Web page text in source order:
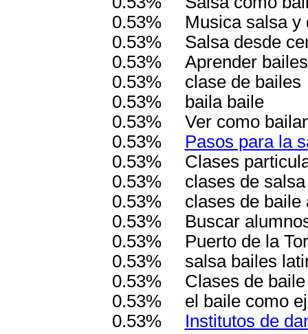
0.53%
0.53%
0.53%
0.53%
0.53%
0.53%
0.53%
0.53%
0.53%
0.53%
0.53%
0.53%
0.53%
0.53%
0.53%
0.53%
Musica salsa y
Salsa desde
Aprender
clase de bailes
baila baile
Ver como
Pasos para la
Clases
clases de
clases de baile
Buscar
Puerto de la
salsa bailes
Clases de
el baile como
Institutos de